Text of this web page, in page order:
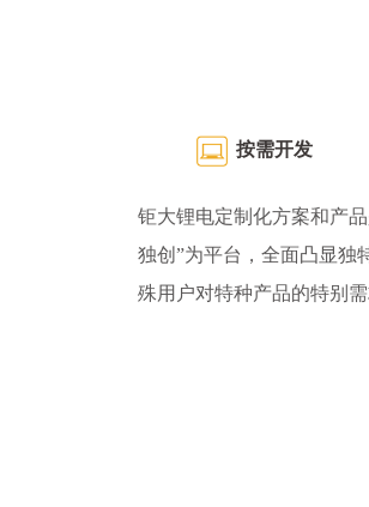
按需开发
钜大锂电定制化方案和产
独创”为平台，全面凸显独
殊用户对特种产品的特别